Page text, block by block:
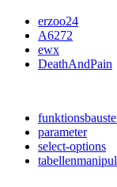
erzoo24
A6272
ewx
DeathAndPain
parameter
select-options